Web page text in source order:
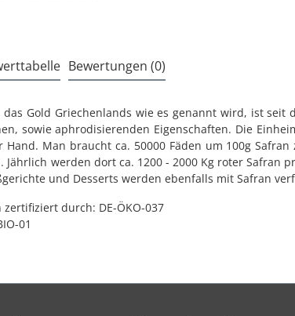
Bewertungen (0)
das Gold Griechenlands wie es genannt wird, ist
sowie aphrodisierenden Eigenschaften. Die
Man braucht ca. 50000 Fäden um 100g
werden dort ca. 1200 - 2000 Kg roter Safran
und Desserts werden ebenfalls mit Safran
durch: DE-ÖKO-037
01